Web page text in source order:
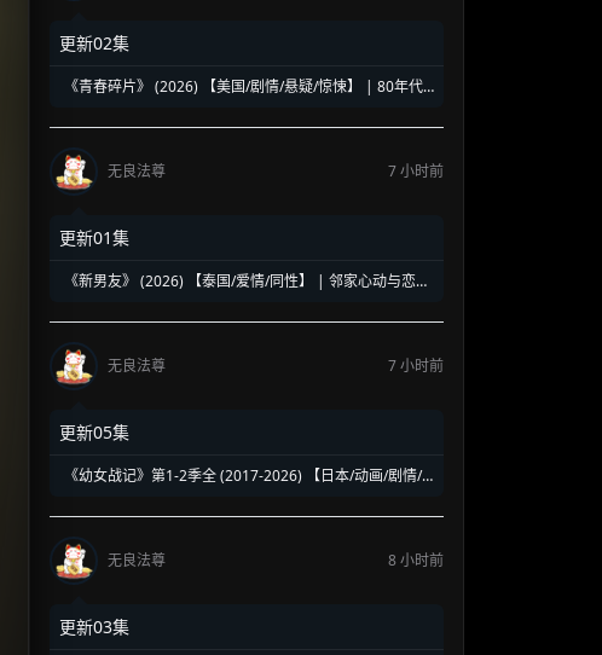
更新02集
《青春碎片》 (2026) 【美国/剧情/悬疑/惊悚】 | 80年代
无良法尊 7 小时前
更新01集
《新男友》 (2026) 【泰国/爱情/同性】 | 邻家心动与恋爱
无良法尊 7 小时前
更新05集
《幼女战记》第1-2季全 (2017-2026) 【日本/动画/剧情/
异世界神作
无良法尊
8 小时前
更新03集